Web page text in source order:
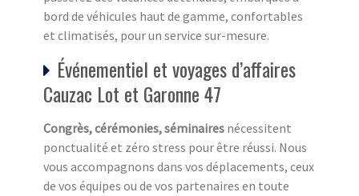
bord de véhicules haut de gamme, confortables
et climatisés, pour un service sur-mesure.
Événementiel et voyages d’affaires
Cauzac Lot et Garonne 47
Congrès, cérémonies, séminaires nécessitent
ponctualité et zéro stress pour être réussi. Nous
vous accompagnons dans vos déplacements, ceux
de vos équipes ou de vos partenaires en toute